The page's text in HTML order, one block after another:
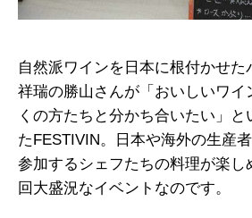
自然派ワインを日本に根付かせた
祥瑞の勝山さんが「おいしいワイ
くの方たちと分かち合いたい」
たFESTIVIN。日本や海外の生産
参加するシェフたちの料理が楽し
回大盛況なイベントなのです。